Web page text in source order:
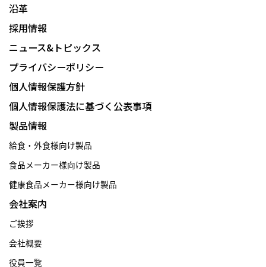
沿革
採用情報
ニュース&トピックス
プライバシーポリシー
個人情報保護方針
個人情報保護法に基づく公表事項
製品情報
給食・外食様向け製品
食品メーカー様向け製品
健康食品メーカー様向け製品
会社案内
ご挨拶
会社概要
役員一覧